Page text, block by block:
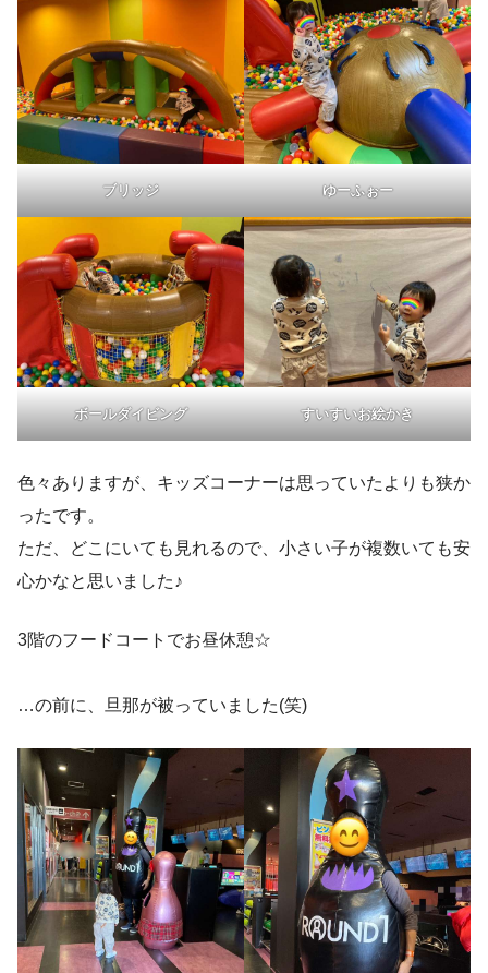
ブリッジ ゆーふぉー
ボールダイビング すいすいお絵かき
色々ありますが、キッズコーナーは思っていたよりも狭か
ったです。
ただ、どこにいても見れるので、小さい子が複数いても安
心かなと思いました♪
3階のフードコートでお昼休憩☆
…の前に、旦那が被っていました(笑)